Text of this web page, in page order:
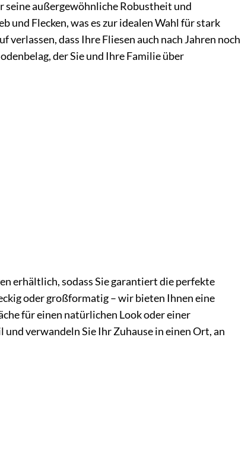
seine außergewöhnliche Robustheit und
und Flecken, was es zur idealen Wahl für stark
dass Ihre Fliesen auch nach Jahren noch
der Sie und Ihre Familie über
erhältlich, sodass Sie garantiert die perfekte
oder großformatig – wir bieten Ihnen eine
für einen natürlichen Look oder einer
verwandeln Sie Ihr Zuhause in einen Ort, an